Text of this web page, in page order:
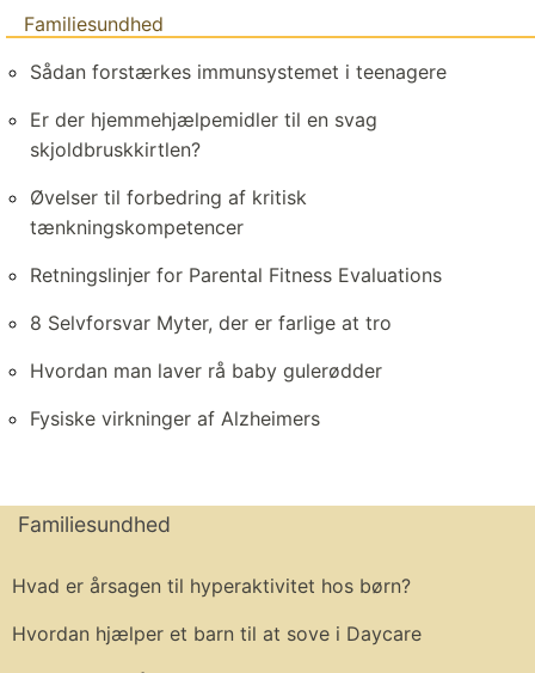
Familiesundhed
Sådan forstærkes immunsystemet i teenagere
Er der hjemmehjælpemidler til en svag
skjoldbruskkirtlen?
Øvelser til forbedring af kritisk
tænkningskompetencer
Retningslinjer for Parental Fitness Evaluations
8 Selvforsvar Myter, der er farlige at tro
Hvordan man laver rå baby gulerødder
Fysiske virkninger af Alzheimers
Familiesundhed
Hvad er årsagen til hyperaktivitet hos børn?
Hvordan hjælper et barn til at sove i Daycare